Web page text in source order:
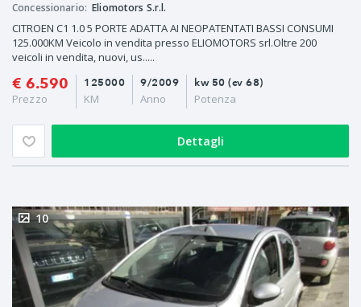
Concessionario: Eliomotors S.r.l.
CITROEN C1 1.0 5 PORTE ADATTA AI NEOPATENTATI BASSI CONSUMI
125.000KM Veicolo in vendita presso ELIOMOTORS srl.Oltre 200
veicoli in vendita, nuovi, us.....
€ 6.590
Prezzo
9/2009
Anno
125000
KM
kw 50 (cv 68)
Potenza
Dettagli
10